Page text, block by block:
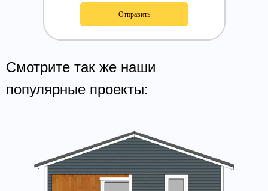
Отправить
Смотрите так же наши
популярные проекты: